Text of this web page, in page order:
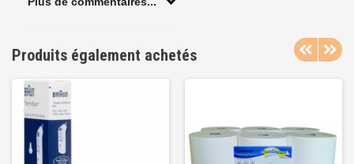
Produits également achetés